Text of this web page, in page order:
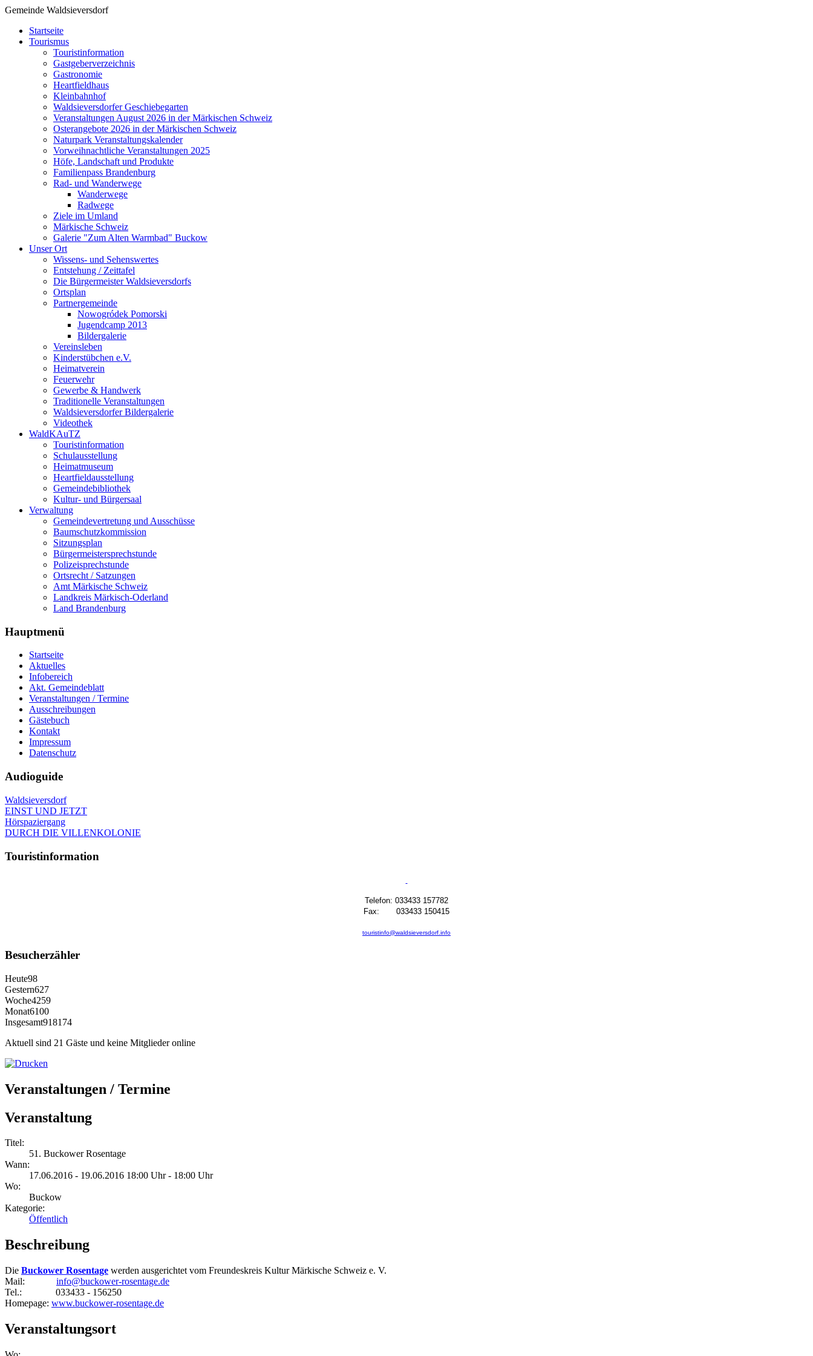
Gemeinde Waldsieversdorf
Startseite
Tourismus
Touristinformation
Gastgeberverzeichnis
Gastronomie
Heartfieldhaus
Kleinbahnhof
Waldsieversdorfer Geschiebegarten
Veranstaltungen August 2026 in der Märkischen Schweiz
Osterangebote 2026 in der Märkischen Schweiz
Naturpark Veranstaltungskalender
Vorweihnachtliche Veranstaltungen 2025
Höfe, Landschaft und Produkte
Familienpass Brandenburg
Rad- und Wanderwege
Wanderwege
Radwege
Ziele im Umland
Märkische Schweiz
Galerie "Zum Alten Warmbad" Buckow
Unser Ort
Wissens- und Sehenswertes
Entstehung / Zeittafel
Die Bürgermeister Waldsieversdorfs
Ortsplan
Partnergemeinde
Nowogródek Pomorski
Jugendcamp 2013
Bildergalerie
Vereinsleben
Kinderstübchen e.V.
Heimatverein
Feuerwehr
Gewerbe & Handwerk
Traditionelle Veranstaltungen
Waldsieversdorfer Bildergalerie
Videothek
WaldKAuTZ
Touristinformation
Schulausstellung
Heimatmuseum
Heartfieldausstellung
Gemeindebibliothek
Kultur- und Bürgersaal
Verwaltung
Gemeindevertretung und Ausschüsse
Baumschutzkommission
Sitzungsplan
Bürgermeistersprechstunde
Polizeisprechstunde
Ortsrecht / Satzungen
Amt Märkische Schweiz
Landkreis Märkisch-Oderland
Land Brandenburg
Hauptmenü
Startseite
Aktuelles
Infobereich
Akt. Gemeindeblatt
Veranstaltungen / Termine
Ausschreibungen
Gästebuch
Kontakt
Impressum
Datenschutz
Audioguide
Waldsieversdorf
EINST UND JETZT
Hörspaziergang
DURCH DIE VILLENKOLONIE
Touristinformation
Telefon: 033433 157782
Fax: 033433 150415
touristinfo@waldsieversdorf.info
Besucherzähler
Heute98
Gestern627
Woche4259
Monat6100
Insgesamt918174
Aktuell sind 21 Gäste und keine Mitglieder online
Veranstaltungen / Termine
Veranstaltung
Titel:
51. Buckower Rosentage
Wann:
17.06.2016 - 19.06.2016 18:00 Uhr - 18:00 Uhr
Wo:
Buckow
Kategorie:
Öffentlich
Beschreibung
Die Buckower Rosentage werden ausgerichtet vom Freundeskreis Kultur Märkische Schweiz e. V.
Mail: info@buckower-rosentage.de
Tel.: 033433 - 156250
Homepage: www.buckower-rosentage.de
Veranstaltungsort